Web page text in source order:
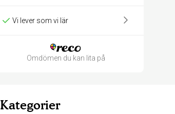
Vi lever som vi lär
Omdömen du kan lita på
Kategorier